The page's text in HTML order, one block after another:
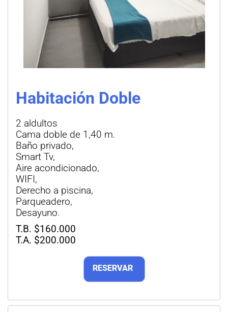
Habitación Doble
2 aldultos
Cama doble de 1,40 m.
Baño privado,
Smart Tv,
Aire acondicionado,
WIFI,
Derecho a piscina,
Parqueadero,
Desayuno.
T.B. $160.000
T.A. $200.000